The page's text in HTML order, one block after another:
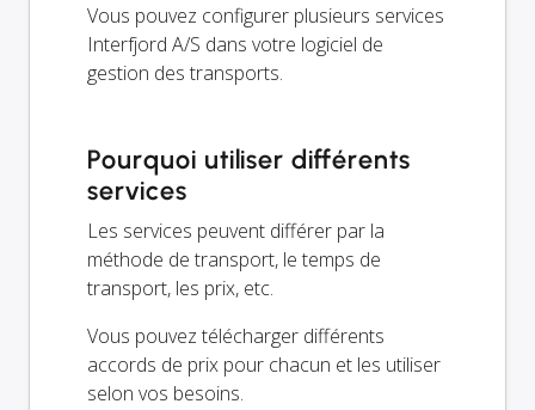
Vous pouvez configurer plusieurs services
Interfjord A/S dans votre logiciel de
gestion des transports.
Pourquoi utiliser différents
services
Les services peuvent différer par la
méthode de transport, le temps de
transport, les prix, etc.
Vous pouvez télécharger différents
accords de prix pour chacun et les utiliser
selon vos besoins.